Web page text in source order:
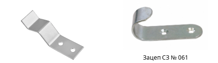
Зацеп СЗ № 061